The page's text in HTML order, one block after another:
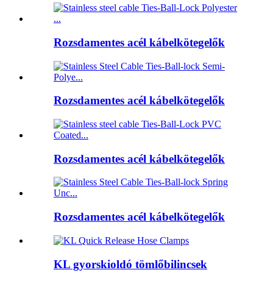
Rozsdamentes acél kábelkötegelők
Rozsdamentes acél kábelkötegelők
Rozsdamentes acél kábelkötegelők
Rozsdamentes acél kábelkötegelők
KL gyorskioldó tömlőbilincsek